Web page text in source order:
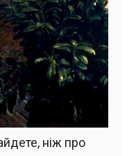
ніж про